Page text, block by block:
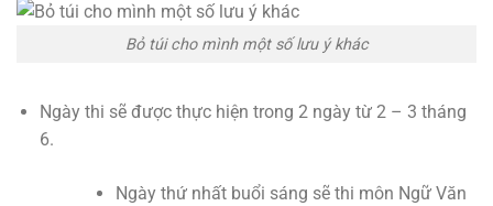
Bỏ túi cho mình một số lưu ý khác
Ngày thi sẽ được thực hiện trong 2 ngày từ 2 – 3 tháng
6.
Ngày thứ nhất buổi sáng sẽ thi môn Ngữ Văn